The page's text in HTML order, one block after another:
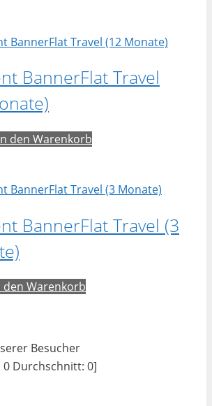
BannerFlat Travel
den Warenkorb
BannerFlat Travel (3
den Warenkorb
Besucher
0 Durchschnitt: 0]